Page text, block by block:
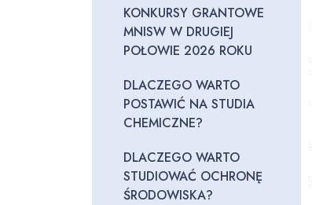
KONKURSY GRANTOWE
MNISW W DRUGIEJ
POŁOWIE 2026 ROKU
DLACZEGO WARTO
POSTAWIĆ NA STUDIA
CHEMICZNE?
DLACZEGO WARTO
STUDIOWAĆ OCHRONĘ
ŚRODOWISKA?